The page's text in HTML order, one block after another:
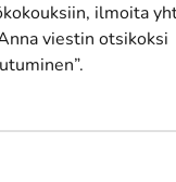
ilmoita
viestin otsikoksi